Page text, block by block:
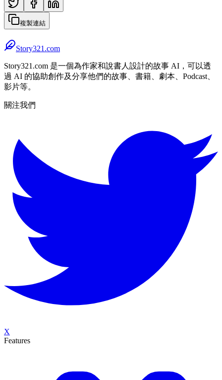
複製連結
Story321.com
Story321.com 是一個為作家和說書人設計的故事 AI，可以透
過 AI 的協助創作及分享他們的故事、書籍、劇本、Podcast、
影片等。
關注我們
X
Features